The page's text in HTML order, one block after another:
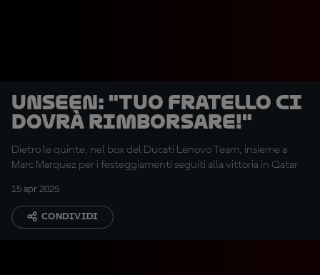
UNSEEN: "Tuo fratello ci
dovrà rimborsare!"
Dietro le quinte, nel box del Ducati Lenovo Team, insieme a
Marc Marquez per i festeggiamenti seguiti alla vittoria in Qatar
15 apr 2025
CONDIVIDI